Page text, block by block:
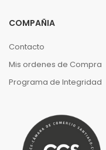
COMPAÑIA
Contacto
Mis ordenes de Compra
Programa de Integridad